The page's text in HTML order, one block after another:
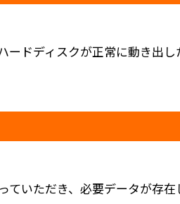
ードディスクが正常に動き出
ていただき、必要データが存